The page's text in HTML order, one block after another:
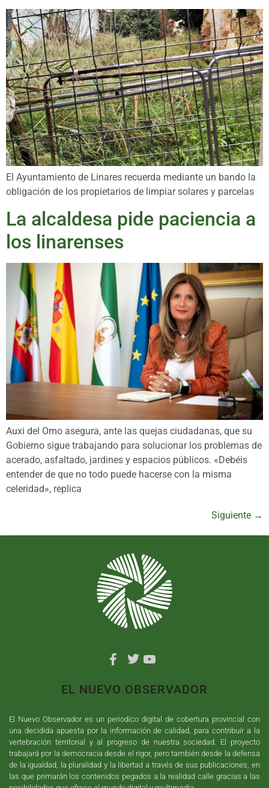
El Ayuntamiento de Linares recuerda mediante un bando la
obligación de los propietarios de limpiar solares y parcelas
La alcaldesa pide paciencia a
los linarenses
Auxi del Omo asegura, ante las quejas ciudadanas, que su
Gobierno sigue trabajando para solucionar los problemas de
acerado, asfaltado, jardines y espacios públicos. «Debéis
entender de que no todo puede hacerse con la misma
celeridad», replica
Siguiente →
EL NUEVO OBSERVADOR
El Nuevo Observador es un periodico digital de cobertura provincial con
una decidida apuesta por la información de calidad, para contribuir a la
vertebración territorial y al progreso de nuestra sociedad. El proyecto
trabajará por la democracia desde el rigor, pero también desde la defensa
de la igualdad, la pluralidad y la libertad a través de sus publicaciones, en
las que primarán los contenidos pegados a la realidad calle gracias a las